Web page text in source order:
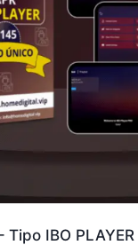
Tipo IBO PLAYER